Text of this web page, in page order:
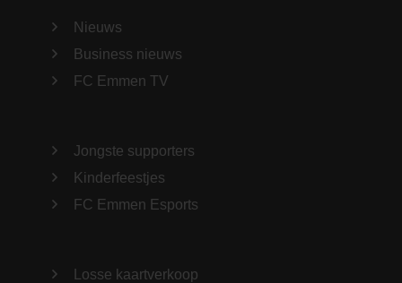
Nieuws
Business nieuws
FC Emmen TV
Jongste supporters
Kinderfeestjes
FC Emmen Esports
Losse kaartverkoop